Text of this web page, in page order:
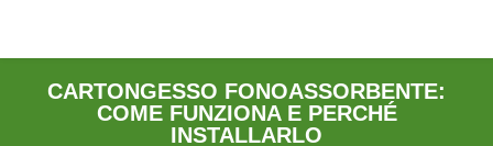
CARTONGESSO FONOASSORBENTE:
COME FUNZIONA E PERCHÉ
INSTALLARLO